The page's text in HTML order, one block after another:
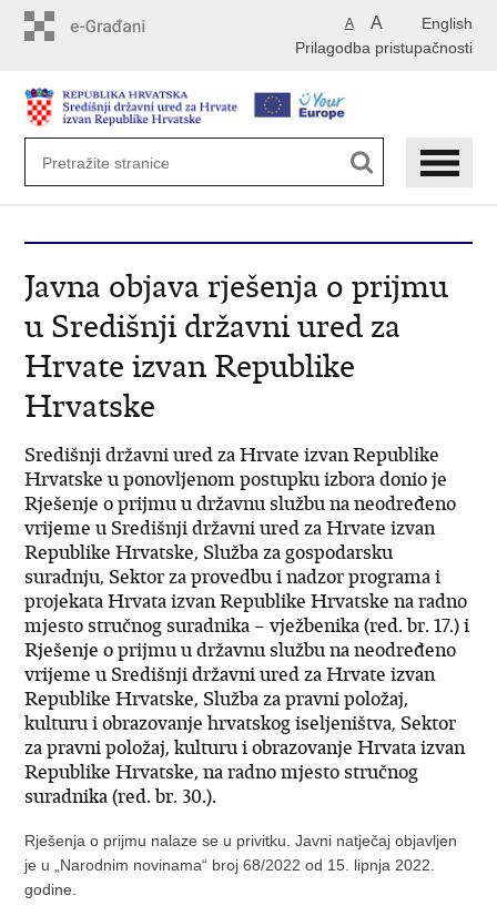
English
A A
Prilagodba pristupačnosti
Javna objava rješenja o prijmu
u Središnji državni ured za
Hrvate izvan Republike
Hrvatske
Središnji državni ured za Hrvate izvan Republike
Hrvatske u ponovljenom postupku izbora donio je
Rješenje o prijmu u državnu službu na neodređeno
vrijeme u Središnji državni ured za Hrvate izvan
Republike Hrvatske, Služba za gospodarsku
suradnju, Sektor za provedbu i nadzor programa i
projekata Hrvata izvan Republike Hrvatske na radno
mjesto stručnog suradnika – vježbenika (red. br. 17.) i
Rješenje o prijmu u državnu službu na neodređeno
vrijeme u Središnji državni ured za Hrvate izvan
Republike Hrvatske, Služba za pravni položaj,
kulturu i obrazovanje hrvatskog iseljeništva, Sektor
za pravni položaj, kulturu i obrazovanje Hrvata izvan
Republike Hrvatske, na radno mjesto stručnog
suradnika (red. br. 30.).
Rješenja o prijmu nalaze se u privitku. Javni natječaj objavljen
je u „Narodnim novinama“ broj 68/2022 od 15. lipnja 2022.
godine.